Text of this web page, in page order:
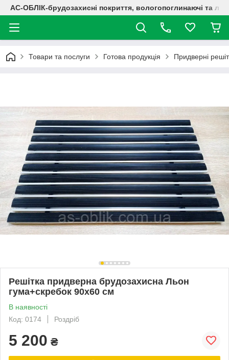
АС-ОБЛІК-брудозахисні покриття, вологопоглинаючі та
Товари та послуги Готова продукція Придверні
Решітка придверна брудозахисна Льон
гума+скребок 90х60 см
В наявності
Код: 0174
Роздріб
5 200 ₴